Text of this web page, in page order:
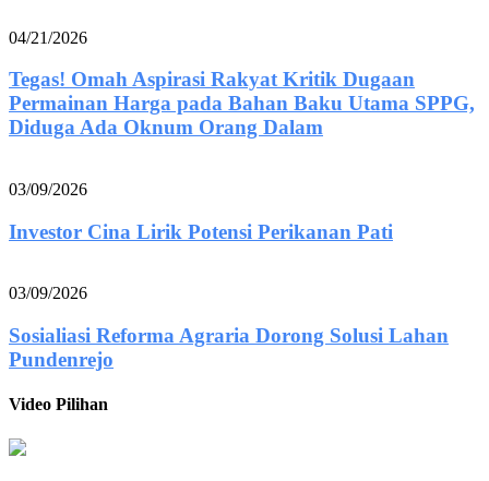
04/21/2026
Tegas! Omah Aspirasi Rakyat Kritik Dugaan
Permainan Harga pada Bahan Baku Utama SPPG,
Diduga Ada Oknum Orang Dalam
03/09/2026
Investor Cina Lirik Potensi Perikanan Pati
03/09/2026
Sosialiasi Reforma Agraria Dorong Solusi Lahan
Pundenrejo
Video Pilihan